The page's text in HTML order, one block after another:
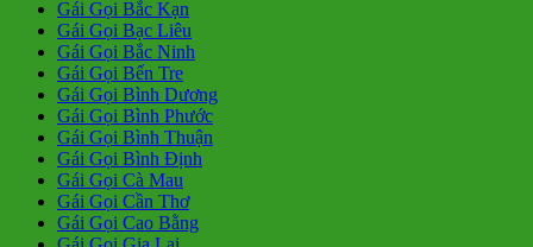
Gái Gọi Bắc Kạn
Gái Gọi Bạc Liêu
Gái Gọi Bắc Ninh
Gái Gọi Bến Tre
Gái Gọi Bình Dương
Gái Gọi Bình Phước
Gái Gọi Bình Thuận
Gái Gọi Bình Định
Gái Gọi Cà Mau
Gái Gọi Cần Thơ
Gái Gọi Cao Bằng